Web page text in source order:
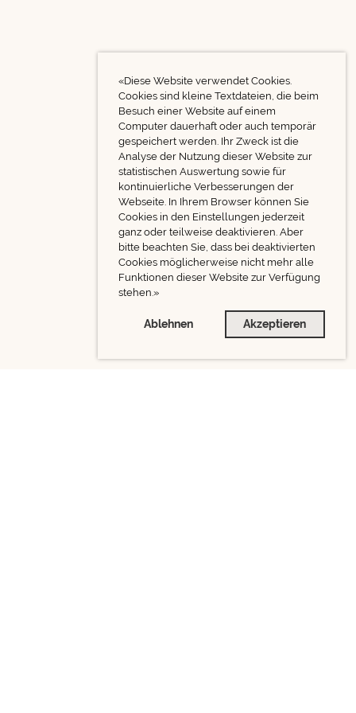
«Diese Website verwendet Cookies.
Cookies sind kleine Textdateien, die beim
Besuch einer Website auf einem
Computer dauerhaft oder auch temporär
gespeichert werden. Ihr Zweck ist die
Analyse der Nutzung dieser Website zur
statistischen Auswertung sowie für
kontinuierliche Verbesserungen der
Webseite. In Ihrem Browser können Sie
Cookies in den Einstellungen jederzeit
ganz oder teilweise deaktivieren. Aber
bitte beachten Sie, dass bei deaktivierten
Cookies möglicherweise nicht mehr alle
Funktionen dieser Website zur Verfügung
stehen.»
Ablehnen Akzeptieren